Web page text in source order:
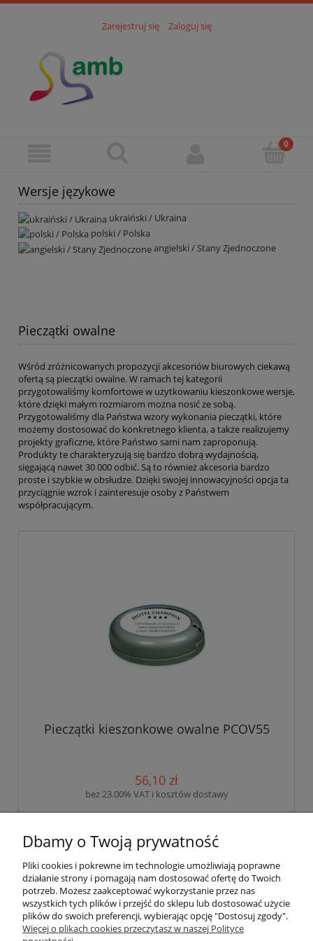
Zarejestruj się Zaloguj się
Wersje językowe
ukraiński / Ukraina
polski / Polska
angielski / Stany Zjednoczone
Pieczątki owalne
Wśród zróżnicowanych propozycji akcesoriów biurowych ciekawą
ofertą są pieczątki owalne. W ramach tej kategorii
przygotowaliśmy komfortowe w użytkowaniu kieszonkowe wersje,
które dzięki małym rozmiarom można nosić ze sobą.
Przygotowaliśmy dla Państwa wzory wykonania pieczątki, które
możemy dostosować do konkretnego klienta, a także realizujemy
projekty graficzne, które Państwo sami nam zaproponują.
Produkty te charakteryzują się bardzo dobrą wydajnością,
sięgającą nawet 30 000 odbić. Są to również akcesoria bardzo
proste i szybkie w obsłudze. Dzięki swojej innowacyjności opcja ta
przyciągnie wzrok i zainteresuje osoby z Państwem
współpracującym.
Pieczątki kieszonkowe owalne PCOV55
56,10 zł
bez 23.00% VAT i kosztów dostawy
Pomoc
Moje konto
Dbamy o Twoją prywatność
Pliki cookies i pokrewne im technologie umożliwiają poprawne
działanie strony i pomagają nam dostosować ofertę do Twoich
potrzeb. Możesz zaakceptować wykorzystanie przez nas
wszystkich tych plików i przejść do sklepu lub dostosować użycie
plików do swoich preferencji, wybierając opcję "Dostosuj zgody".
Więcej o plikach cookies przeczytasz w naszej Polityce